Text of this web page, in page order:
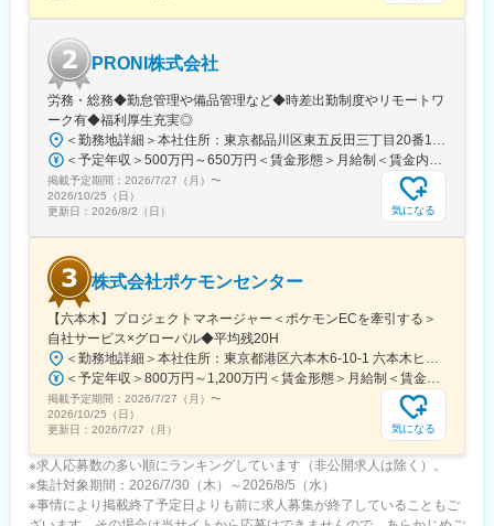
PRONI株式会社
労務・総務◆勤怠管理や備品管理など◆時差出勤制度やリモートワ
ーク有◆福利厚生充実◎
掲載予定期間： 2026/7/27（月） 〜
2026/10/25（日）
更新日： 2026/8/2（日） 気になる
株式会社ポケモンセンター
【六本木】プロジェクトマネージャー＜ポケモンECを牽引する＞
自社サービス×グローバル◆平均残20H
掲載予定期間： 2026/7/27（月） 〜
2026/10/25（日）
更新日： 2026/7/27（月） 気になる
※求人応募数の多い順にランキングしています（非公開求人は除く）。
※集計対象期間：2026/7/30（木）～2026/8/5（水）
※事情により掲載終了予定日よりも前に求人募集が終了していることもご